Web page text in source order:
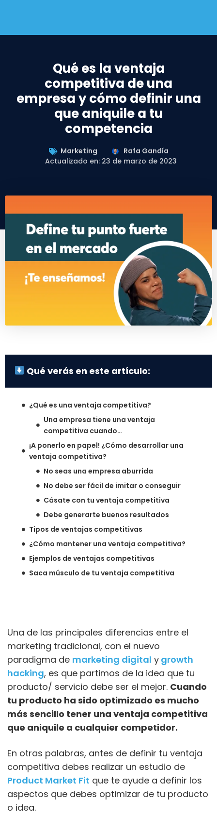
Qué es la ventaja
competitiva de una
empresa y cómo definir una
que aniquile a tu
competencia
Marketing
Rafa Gandía
Actualizado en: 23 de marzo de 2023
Qué verás en este artículo:
¿Qué es una ventaja competitiva?
Una empresa tiene una ventaja
competitiva cuando…
¡A ponerlo en papel! ¿Cómo desarrollar una
ventaja competitiva?
No seas una empresa aburrida
No debe ser fácil de imitar o conseguir
Cásate con tu ventaja competitiva
Debe generarte buenos resultados
Tipos de ventajas competitivas
¿Cómo mantener una ventaja competitiva?
Ejemplos de ventajas competitivas
Saca músculo de tu ventaja competitiva
Una de las principales diferencias entre el
marketing tradicional, con el nuevo
paradigma de marketing digital y growth
hacking, es que partimos de la idea que tu
producto/ servicio debe ser el mejor. Cuando
tu producto ha sido optimizado es mucho
más sencillo tener una ventaja competitiva
que aniquile a cualquier competidor.
En otras palabras, antes de definir tu ventaja
competitiva debes realizar un estudio de
Product Market Fit que te ayude a definir los
aspectos que debes optimizar de tu producto
o idea.